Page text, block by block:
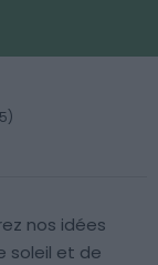
nos idées
soleil et de